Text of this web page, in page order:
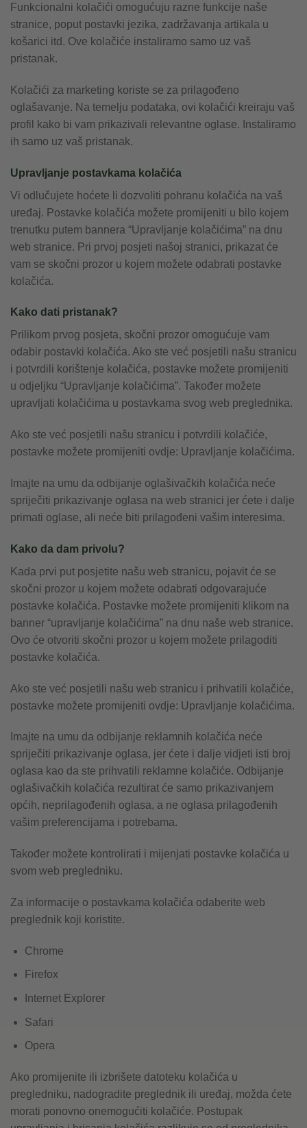
Funkcionalni kolačići omogućuju razne funkcije naše
stranice, poput postavki jezika, zadržavanja artikala u
košarici itd. Ove kolačiće instaliramo samo uz vaš
pristanak.
Kolačići za marketing koriste se za prilagođeno
oglašavanje. Na temelju podataka, ovi kolačići kreiraju vaš
profil kako bi vam prikazivali relevantne oglase. Instaliramo
ih samo uz vaš pristanak.
Upravljanje postavkama kolačića
Vi odlučujete hoćete li dozvoliti pohranu kolačića na vaš
uređaj. Postavke kolačića možete promijeniti u bilo kojem
trenutku putem bannera “Upravljanje kolačićima” na dnu
web stranice. Pri prvoj posjeti našoj stranici, prikazat će
vam se skočni prozor u kojem možete odabrati postavke
kolačića.
Kako dati pristanak?
Prilikom prvog posjeta, skočni prozor omogućuje vam
odabir postavki kolačića. Ako ste već posjetili našu stranicu
i potvrdili korištenje kolačića, postavke možete promijeniti
u odjeljku “Upravljanje kolačićima”. Također možete
upravljati kolačićima u postavkama svog web preglednika.
Ako ste već posjetili našu stranicu i potvrdili kolačiće,
postavke možete promijeniti ovdje: Upravljanje kolačićima.
Imajte na umu da odbijanje oglašivačkih kolačića neće
spriječiti prikazivanje oglasa na web stranici jer ćete i dalje
primati oglase, ali neće biti prilagođeni vašim interesima.
Kako da dam privolu?
Kada prvi put posjetite našu web stranicu, pojavit će se
skočni prozor u kojem možete odabrati odgovarajuće
postavke kolačića. Postavke možete promijeniti klikom na
banner “upravljanje kolačićima” na dnu naše web stranice.
Ovo će otvoriti skočni prozor u kojem možete prilagoditi
postavke kolačića.
Ako ste već posjetili našu web stranicu i prihvatili kolačiće,
postavke možete promijeniti ovdje: Upravljanje kolačićima.
Imajte na umu da odbijanje reklamnih kolačića neće
spriječiti prikazivanje oglasa, jer ćete i dalje vidjeti isti broj
oglasa kao da ste prihvatili reklamne kolačiće. Odbijanje
oglašivačkih kolačića rezultirat će samo prikazivanjem
općih, neprilagođenih oglasa, a ne oglasa prilagođenih
vašim preferencijama i potrebama.
Također možete kontrolirati i mijenjati postavke kolačića u
svom web pregledniku.
Za informacije o postavkama kolačića odaberite web
preglednik koji koristite.
Chrome
Firefox
Internet Explorer
Safari
Opera
Ako promijenite ili izbrišete datoteku kolačića u
pregledniku, nadogradite preglednik ili uređaj, možda ćete
morati ponovno onemogućiti kolačiće. Postupak